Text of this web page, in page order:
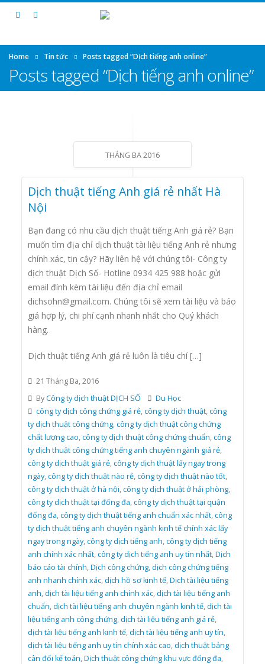
Home Tin tức Posts tagged “Dịch tiếng anh online”
Posts tagged “Dịch tiếng anh online”
THÁNG BA 2016
Dịch thuật tiếng Anh giá rẻ nhất Hà
Nội
Bạn đang có nhu cầu dịch thuật tiếng Anh giá rẻ? Bạn
muốn tìm địa chỉ dịch thuật tài liệu tiếng Anh rẻ nhưng
chính xác, tin cậy? Hãy liên hệ với chúng tôi- Công ty
dịch thuật Dịch Số- Hotline 0934 425 988 hoặc gửi
email đính kèm tài liệu đến địa chỉ email
dichsohn@gmail.com. Chúng tôi sẽ xem tài liệu và báo
giá hợp lý, chi phí cạnh nhanh nhất cho Quý khách
hàng.
Dịch thuật tiếng Anh giá rẻ luôn là tiêu chí […]
21 Tháng Ba, 2016
ByCông ty dịch thuật DỊCH SỐ
Du Học
công ty dịch công chứng giá rẻ,công ty dịch thuật,công
ty dịch thuật công chứng,công ty dịch thuật công chứng
chất lượng cao,công ty dịch thuật công chứng chuẩn,công
ty dịch thuật công chứng tiếng anh chuyên ngành giá rẻ,
công ty dịch thuật giá rẻ,công ty dịch thuật lấy ngay trong
ngày,công ty dịch thuật nào rẻ,công ty dịch thuật nào tốt,
công ty dịch thuật ở hà nội,công ty dịch thuật ở hải phòng,
công ty dịch thuật tại đống đa,công ty dịch thuật tại quận
đống đa,công ty dịch thuật tiếng anh chuẩn xác nhất,công
ty dịch thuật tiếng anh chuyên ngành kinh tế chính xác lấy
ngay trong ngày,công ty dịch tiếng anh,công ty dịch tiếng
anh chính xác nhất,công ty dịch tiếng anh uy tín nhất,Dịch
báo cáo tài chính,Dịch công chứng,dịch công chứng tiếng
anh nhanh chính xác,dịch hồ sơ kinh tế,Dịch tài liệu tiếng
anh,dịch tài liệu tiếng anh chính xác,dịch tài liệu tiếng anh
chuẩn,dịch tài liệu tiếng anh chuyên ngành kinh tế,dịch tài
liệu tiếng anh công chứng,dịch tài liệu tiếng anh giá rẻ,
dịch tài liệu tiếng anh kinh tế,dịch tài liệu tiếng anh uy tín,
dịch tài liệu tiếng anh uy tín chính xác cao,dịch thuật bảng
cân đối kế toán,Dịch thuật công chứng khu vực đống đa,